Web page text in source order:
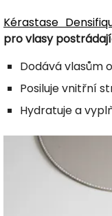
Kérastase
pro vlasy
Dodává vlasům
Posiluje vnitřní
Hydratuje a